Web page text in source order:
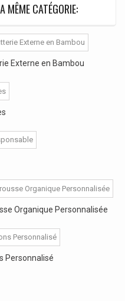
MÊME CATÉGORIE:
Externe en Bambou
Organique Personnalisée
Personnalisé